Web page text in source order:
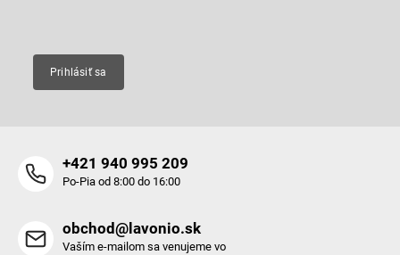
Prihlásiť sa
+421 940 995 209
Po-Pia od 8:00 do 16:00
obchod@lavonio.sk
Vaším e-mailom sa venujeme vo